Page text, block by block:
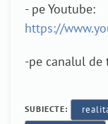
- pe Youtube:
https://
-pe canalul de
SUBIECTE: